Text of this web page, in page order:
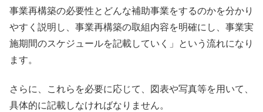
事業再構築の必要性とどんな補助事業をするのかを分かり
やすく説明し、事業再構築の取組内容を明確にし、事業実
施期間のスケジュールを記載していく」という流れになり
ます。
さらに、これらを必要に応じて、図表や写真等を用いて、
具体的に記載しなければなりません。